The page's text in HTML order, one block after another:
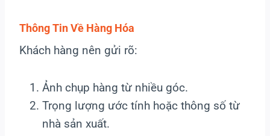
Thông Tin Về Hàng Hóa
Khách hàng nên gửi rõ:
Ảnh chụp hàng từ nhiều góc.
Trọng lượng ước tính hoặc thông số từ
nhà sản xuất.